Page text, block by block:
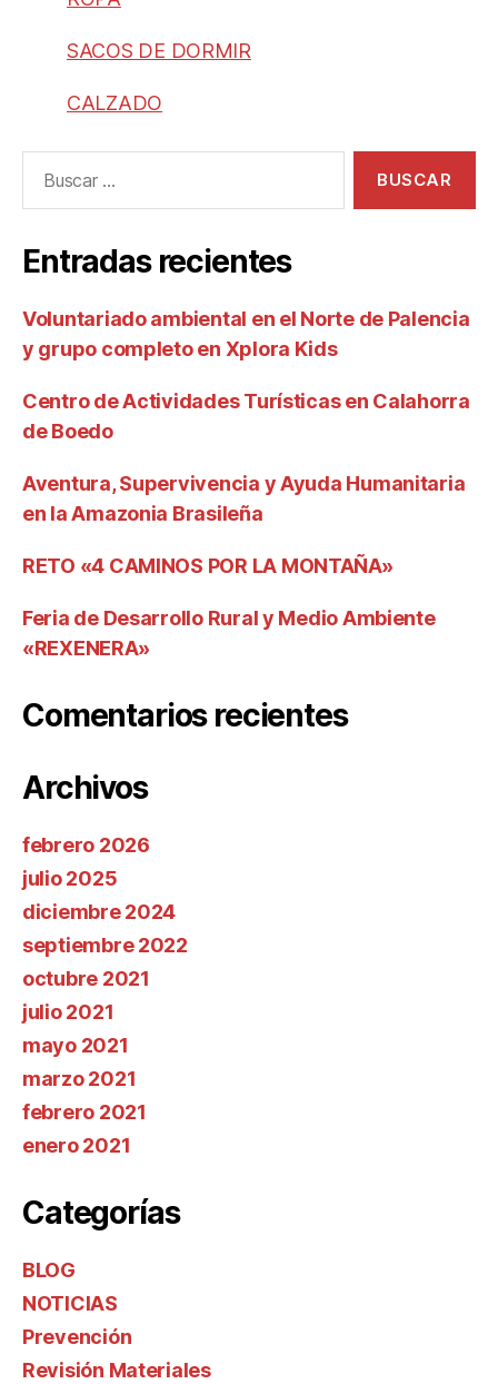
SACOS DE DORMIR
CALZADO
Entradas recientes
Voluntariado ambiental en el Norte de Palencia
y grupo completo en Xplora Kids
Centro de Actividades Turísticas en Calahorra
de Boedo
Aventura, Supervivencia y Ayuda Humanitaria
en la Amazonia Brasileña
RETO «4 CAMINOS POR LA MONTAÑA»
Feria de Desarrollo Rural y Medio Ambiente
«REXENERA»
Comentarios recientes
Archivos
febrero 2026
julio 2025
diciembre 2024
septiembre 2022
octubre 2021
julio 2021
mayo 2021
marzo 2021
febrero 2021
enero 2021
Categorías
BLOG
NOTICIAS
Prevención
Revisión Materiales